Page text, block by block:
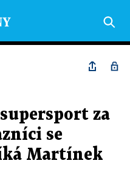
za
se
Martínek